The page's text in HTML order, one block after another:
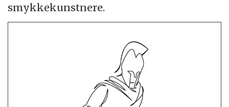
smykkekunstnere.